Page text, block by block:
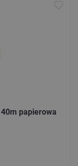
papierowa